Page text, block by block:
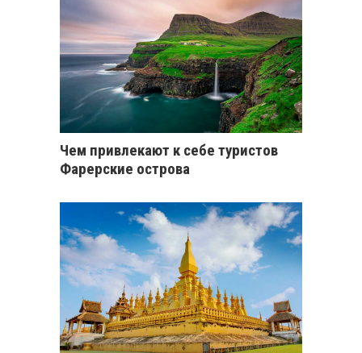
Чем привлекают к себе туристов
Фарерские острова